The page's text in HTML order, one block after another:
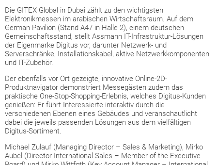
Die GITEX Global in Dubai zählt zu den wichtigsten
Elektronikmessen im arabischen Wirtschaftsraum. Auf dem
German Pavilion (Stand A47 in Halle 2), einem deutschen
Gemeinschaftsstand, stellt Assmann IT-Infrastruktur-Lösungen
der Eigenmarke Digitus vor, darunter Netzwerk- und
Serverschränke, Installationskabel, aktive Netzwerkkomponenten
und IT-Zubehör.
Der ebenfalls vor Ort gezeigte, innovative Online-2D-
Produktnavigator demonstriert Messegästen zudem das
praktische One-Stop-Shopping-Erlebnis, welches Digitus-Kunden
genießen: Er führt Interessierte interaktiv durch die
verschiedenen Ebenen eines Gebäudes und veranschautlicht
dabei die jeweils passenden Lösungen aus dem vielfältigen
Digitus-Sortiment.
Michael Zulauf (Managing Director – Sales & Marketing), Mirko
Aubel (Director International Sales – Member of the Executive